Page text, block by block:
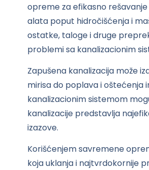
opreme za efikasno
alata poput hidročišćenja i
ostatke, taloge i druge
problemi sa kanalizacionim
Zapušena kanalizacija može
mirisa do poplava i oštećenja
kanalizacionim sistemom
kanalizacije predstavlja
izazove.
Korišćenjem savremene
koja uklanja i najtvrdokornije